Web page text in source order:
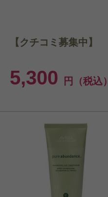
5,300 円（税込）
【クチコミ募集中】